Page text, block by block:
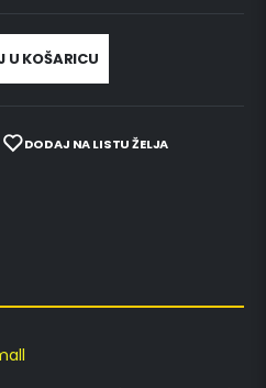
U KOŠARICU
DODAJ NA LISTU ŽELJA